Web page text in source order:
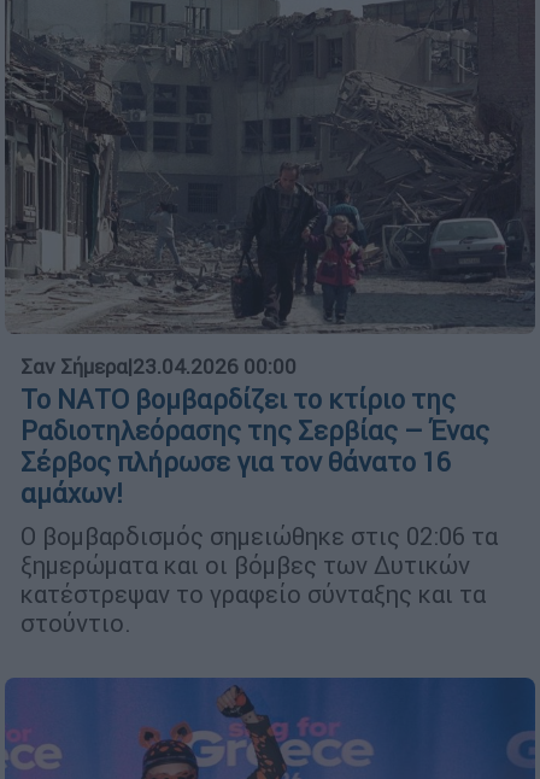
Σαν Σήμερα|23.04.2026 00:00
Το ΝΑΤΟ βομβαρδίζει το κτίριο της
Ραδιοτηλεόρασης της Σερβίας – Ένας
Σέρβος πλήρωσε για τον θάνατο 16
αμάχων!
Ο βομβαρδισμός σημειώθηκε στις 02:06 τα
ξημερώματα και οι βόμβες των Δυτικών
κατέστρεψαν το γραφείο σύνταξης και τα
στούντιο.